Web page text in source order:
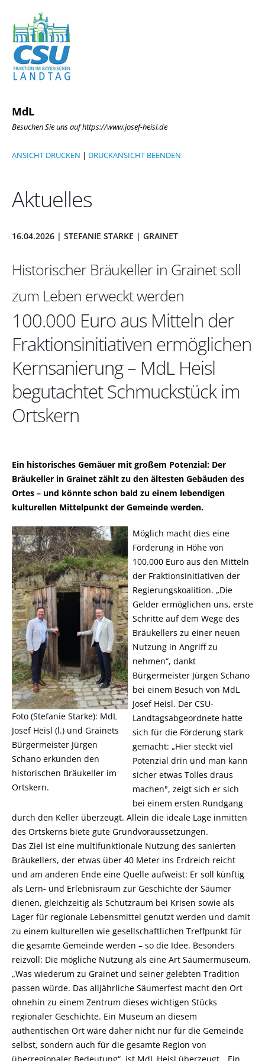
MdL
Besuchen Sie uns auf https://www.josef-heisl.de
ANSICHT DRUCKEN | DRUCKANSICHT BEENDEN
Aktuelles
16.04.2026 | STEFANIE STARKE | GRAINET
Historischer Bräukeller in Grainet soll
zum Leben erweckt werden
100.000 Euro aus Mitteln der
Fraktionsinitiativen ermöglichen
Kernsanierung – MdL Heisl
begutachtet Schmuckstück im
Ortskern
Ein historisches Gemäuer mit großem Potenzial: Der
Bräukeller in Grainet zählt zu den ältesten Gebäuden des
Ortes – und könnte schon bald zu einem lebendigen
kulturellen Mittelpunkt der Gemeinde werden.
Foto (Stefanie Starke): MdL
Josef Heisl (l.) und Grainets
Bürgermeister Jürgen
Schano erkunden den
historischen Bräukeller im
Ortskern.
Möglich macht dies eine
Förderung in Höhe von
100.000 Euro aus den Mitteln
der Fraktionsinitiativen der
Regierungskoalition. „Die
Gelder ermöglichen uns, erste
Schritte auf dem Wege des
Bräukellers zu einer neuen
Nutzung in Angriff zu
nehmen“, dankt
Bürgermeister Jürgen Schano
bei einem Besuch von MdL
Josef Heisl. Der CSU-
Landtagsabgeordnete hatte
sich für die Förderung stark
gemacht: „Hier steckt viel
Potenzial drin und man kann
sicher etwas Tolles draus
machen", zeigt sich er sich
bei einem ersten Rundgang
durch den Keller überzeugt. Allein die ideale Lage inmitten
des Ortskerns biete gute Grundvoraussetzungen.
Das Ziel ist eine multifunktionale Nutzung des sanierten
Bräukellers, der etwas über 40 Meter ins Erdreich reicht
und am anderen Ende eine Quelle aufweist: Er soll künftig
als Lern- und Erlebnisraum zur Geschichte der Säumer
dienen, gleichzeitig als Schutzraum bei Krisen sowie als
Lager für regionale Lebensmittel genutzt werden und damit
zu einem kulturellen wie gesellschaftlichen Treffpunkt für
die gesamte Gemeinde werden – so die Idee. Besonders
reizvoll: Die mögliche Nutzung als eine Art Säumermuseum.
Was wiederum zu Grainet und seiner gelebten Tradition
passen würde. Das alljährliche Säumerfest macht den Ort
ohnehin zu einem Zentrum dieses wichtigen Stücks
regionaler Geschichte. Ein Museum an diesem
authentischen Ort wäre daher nicht nur für die Gemeinde
selbst, sondern auch für die gesamte Region von